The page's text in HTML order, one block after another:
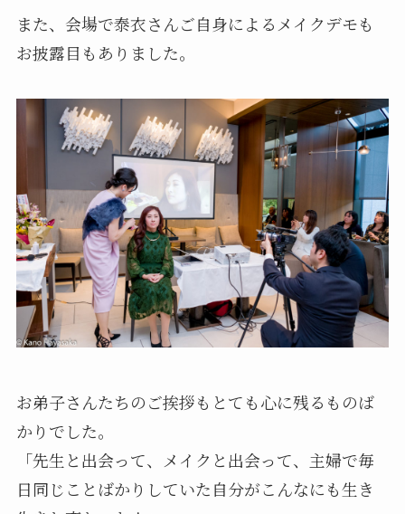
また、会場で泰衣さんご自身によるメイクデモも
お披露目もありました。
お弟子さんたちのご挨拶もとても心に残るものば
かりでした。
「先生と出会って、メイクと出会って、主婦で毎
日同じことばかりしていた自分がこんなにも生き